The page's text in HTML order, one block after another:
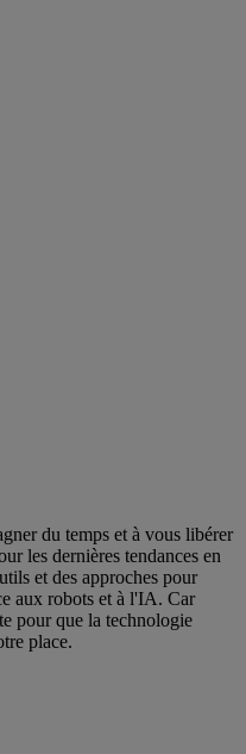
du temps et à vous libérer
les dernières tendances en
et des approches pour
aux robots et à l'IA. Car
pour que la technologie
place.